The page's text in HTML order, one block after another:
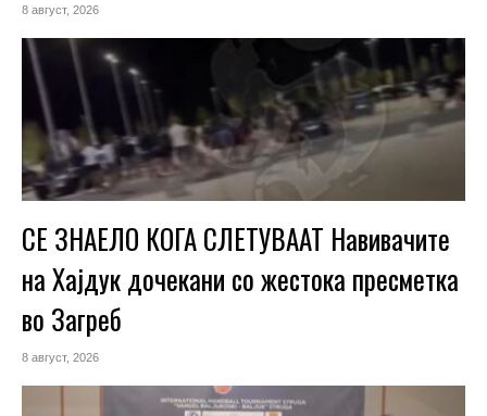
8 август, 2026
СЕ ЗНАЕЛО КОГА СЛЕТУВААТ Навивачите
на Хајдук дочекани со жестока пресметка
во Загреб
8 август, 2026